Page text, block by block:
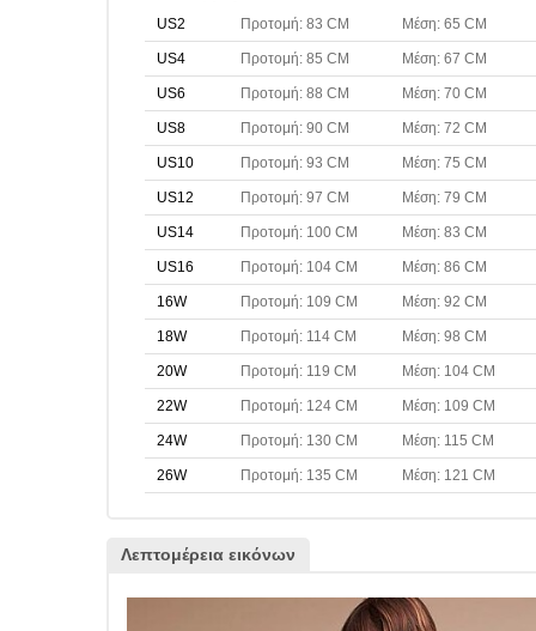
US2 Προτομή: 83 CM Μέση: 65 CM
US4 Προτομή: 85 CM Μέση: 67 CM
US6 Προτομή: 88 CM Μέση: 70 CM
US8 Προτομή: 90 CM Μέση: 72 CM
US10 Προτομή: 93 CM Μέση: 75 CM
US12 Προτομή: 97 CM Μέση: 79 CM
US14 Προτομή: 100 CM Μέση: 83 CM
US16 Προτομή: 104 CM Μέση: 86 CM
16W Προτομή: 109 CM Μέση: 92 CM
18W Προτομή: 114 CM Μέση: 98 CM
20W Προτομή: 119 CM Μέση: 104 CM
22W Προτομή: 124 CM Μέση: 109 CM
24W Προτομή: 130 CM Μέση: 115 CM
26W Προτομή: 135 CM Μέση: 121 CM
Λεπτομέρεια εικόνων